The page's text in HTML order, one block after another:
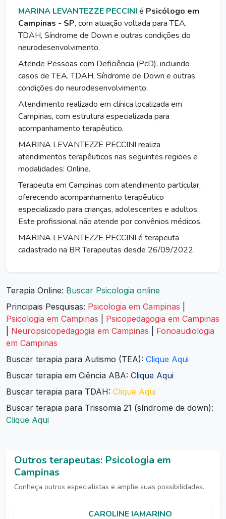
MARINA LEVANTEZZE PECCINI é Psicólogo em
Campinas - SP, com atuação voltada para TEA,
TDAH, Síndrome de Down e outras condições do
neurodesenvolvimento.
Atende Pessoas com Deficiência (PcD), incluindo
casos de TEA, TDAH, Síndrome de Down e outras
condições do neurodesenvolvimento.
Atendimento realizado em clínica localizada em
Campinas, com estrutura especializada para
acompanhamento terapêutico.
MARINA LEVANTEZZE PECCINI realiza
atendimentos terapêuticos nas seguintes regiões e
modalidades: Online.
Terapeuta em Campinas com atendimento particular,
oferecendo acompanhamento terapêutico
especializado para crianças, adolescentes e adultos.
Este profissional não atende por convênios médicos.
MARINA LEVANTEZZE PECCINI é terapeuta
cadastrado na BR Terapeutas desde 26/09/2022.
Terapia Online: Buscar Psicologia online
Principais Pesquisas: Psicologia em Campinas
Psicologia em Campinas
Psicopedagogia em Campinas
Neuropsicopedagogia em Campinas
Fonoaudiologia
em Campinas
Buscar terapia para Autismo (TEA): Clique Aqui
Buscar terapia em Ciência ABA: Clique Aqui
Buscar terapia para TDAH: Clique Aqui
Buscar terapia para Trissomia 21 (síndrome de down):
Clique Aqui
Outros terapeutas: Psicologia em
Campinas
Conheça outros especialistas e amplie suas possibilidades.
CAROLINE IAMARINO